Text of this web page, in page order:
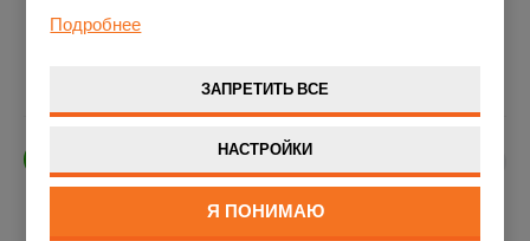
Подробнее
ЗАПРЕТИТЬ ВСЕ
НАСТРОЙКИ
Я ПОНИМАЮ